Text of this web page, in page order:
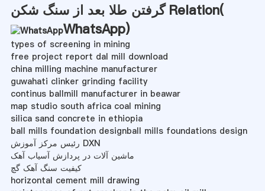
گرفتن طلا بعد از سنگ شکن Relation(
WhatsApp)
types of screening in mining
free project report dal mill download
china milling machine manufacturer
guwahati clinker grinding facility
continus ballmill manufacturer in beawar
map studio south africa coal mining
silica sand concrete in ethiopia
ball mills foundation designball mills foundations design
رئیس مرکز آموزش DXN
ماشین آلات در پردازش آسیاب آهک
کیفیت سنگ آهک گچ
horizontal cement mill drawing